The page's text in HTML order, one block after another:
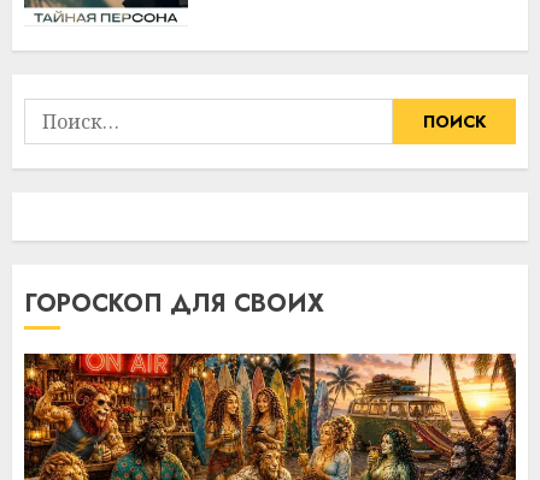
Найти:
ГОРОСКОП ДЛЯ СВОИХ